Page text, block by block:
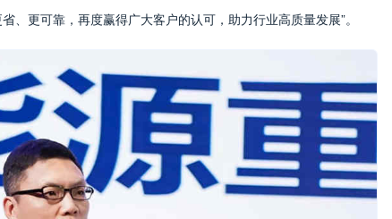
、更可靠，再度赢得广大客户的认可，助力行业高质量发展”。